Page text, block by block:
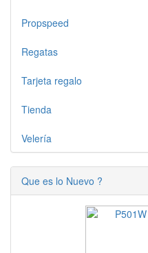
Propspeed
Regatas
Tarjeta regalo
Tienda
Velería
Que es lo Nuevo ?